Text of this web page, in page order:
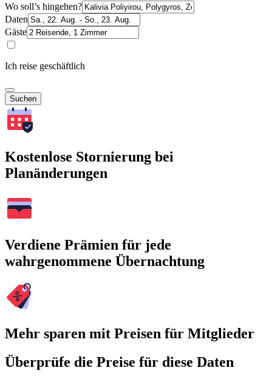
Wo soll’s hingehen?
Daten
Gäste
Ich reise geschäftlich
Suchen
Kostenlose Stornierung bei
Planänderungen
Verdiene Prämien für jede
wahrgenommene Übernachtung
Mehr sparen mit Preisen für Mitglieder
Überprüfe die Preise für diese Daten